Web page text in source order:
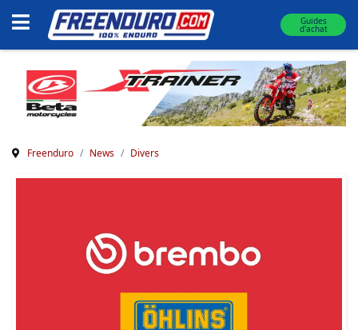
Guides
d'achat
Freenduro News Divers